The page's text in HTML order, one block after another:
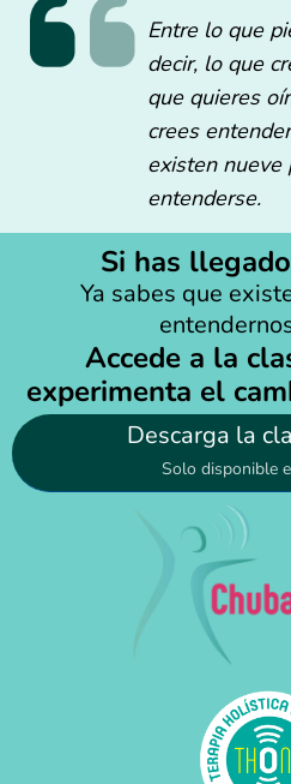
Entre lo que
decir, lo que
que quieres
crees
existen nueve
entenderse.
Si has
Ya sabes que
Accede a la
experimenta el
Descarga la
Solo disponible